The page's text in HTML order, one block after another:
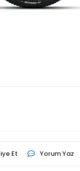
Et Yorum Yaz